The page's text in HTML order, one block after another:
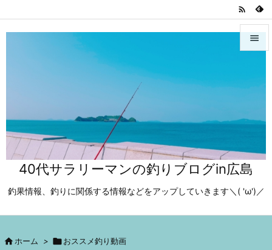
40代サラリーマンの釣りブログin広島
釣果情報、釣りに関係する情報などをアップしていきます＼( 'ω')／



次へ


 ホーム > おススメ釣り動画